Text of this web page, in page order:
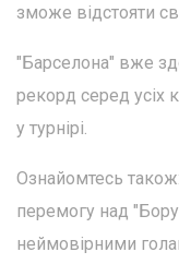
зможе відстояти
"Барселона" вже
рекорд серед усіх
у турнірі.
Ознайомтесь
перемогу над
неймовірними